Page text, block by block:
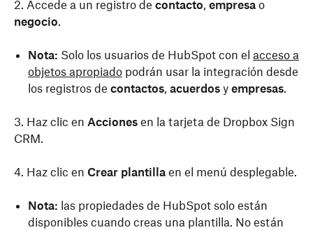
2. Accede a un registro de contacto, empresa o
negocio.
Nota: Solo los usuarios de HubSpot con el acceso a
objetos apropiado podrán usar la integración desde
los registros de contactos, acuerdos y empresas.
3. Haz clic en Acciones en la tarjeta de Dropbox Sign
CRM.
4. Haz clic en Crear plantilla en el menú desplegable.
Nota: las propiedades de HubSpot solo están
disponibles cuando creas una plantilla. No están